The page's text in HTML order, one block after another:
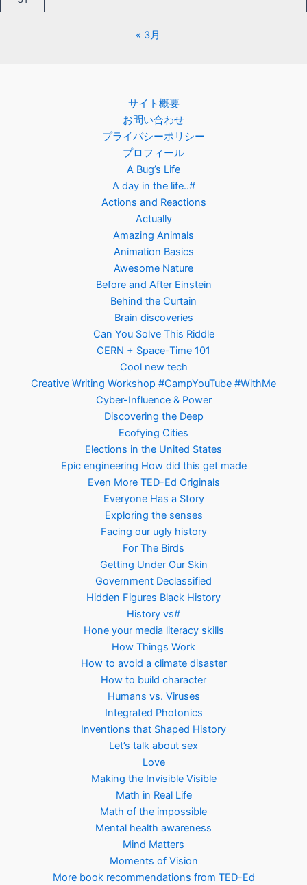
« 3月
サイト概要
お問い合わせ
プライバシーポリシー
プロフィール
A Bug’s Life
A day in the life..#
Actions and Reactions
Actually
Amazing Animals
Animation Basics
Awesome Nature
Before and After Einstein
Behind the Curtain
Brain discoveries
Can You Solve This Riddle
CERN + Space-Time 101
Cool new tech
Creative Writing Workshop #CampYouTube #WithMe
Cyber-Influence & Power
Discovering the Deep
Ecofying Cities
Elections in the United States
Epic engineering How did this get made
Even More TED-Ed Originals
Everyone Has a Story
Exploring the senses
Facing our ugly history
For The Birds
Getting Under Our Skin
Government Declassified
Hidden Figures Black History
History vs#
Hone your media literacy skills
How Things Work
How to avoid a climate disaster
How to build character
Humans vs. Viruses
Integrated Photonics
Inventions that Shaped History
Let’s talk about sex
Love
Making the Invisible Visible
Math in Real Life
Math of the impossible
Mental health awareness
Mind Matters
Moments of Vision
More book recommendations from TED-Ed